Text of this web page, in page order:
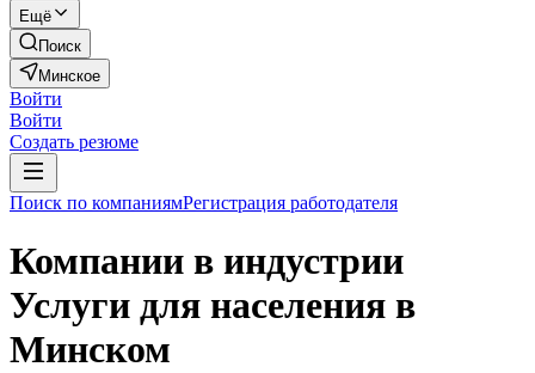
Ещё
Поиск
Минское
Войти
Войти
Создать резюме
Поиск по компаниямРегистрация работодателя
Компании в индустрии
Услуги для населения в
Минском